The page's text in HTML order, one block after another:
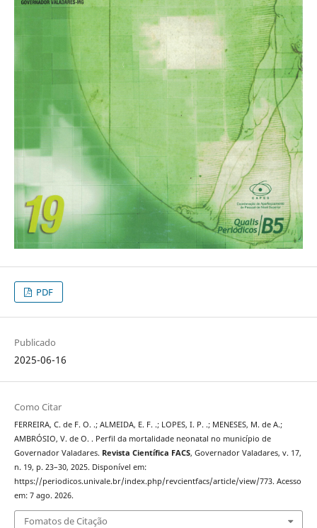
PDF
Publicado
2025-06-16
Como Citar
FERREIRA, C. de F. O. .; ALMEIDA, E. F. .; LOPES, I. P. .; MENESES, M. de A.;
AMBRÓSIO, V. de O. . Perfil da mortalidade neonatal no município de
Governador Valadares. Revista Científica FACS, Governador Valadares, v. 17,
n. 19, p. 23–30, 2025. Disponível em:
https://periodicos.univale.br/index.php/revcientfacs/article/view/773. Acesso
em: 7 ago. 2026.
Fomatos de Citação